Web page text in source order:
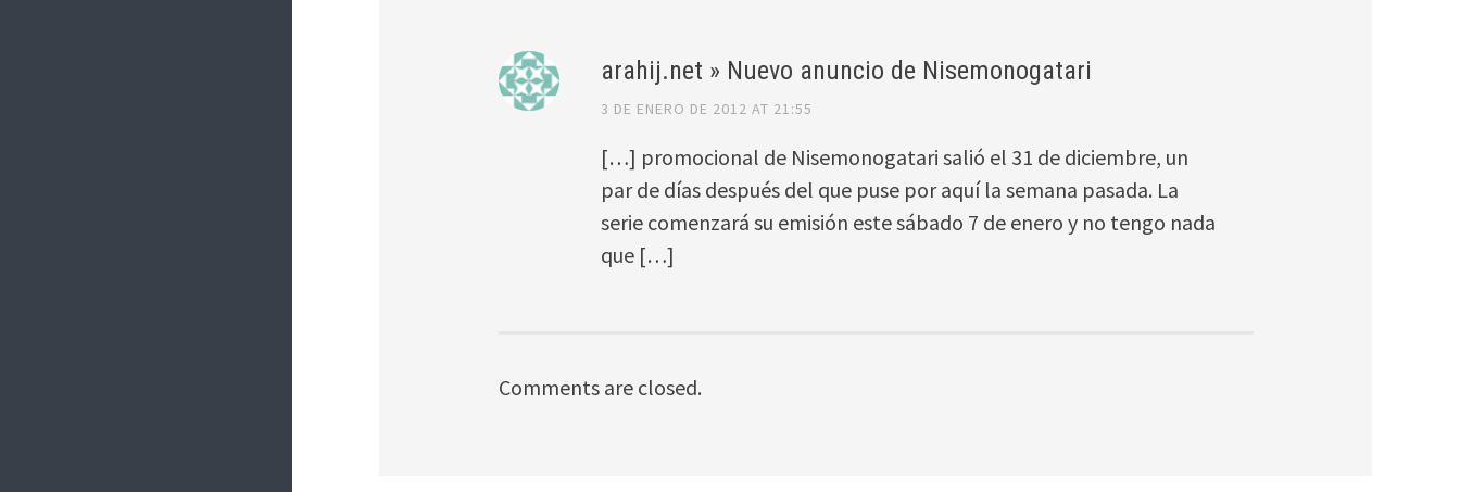
arahij.net » Nuevo anuncio de Nisemonogatari
3 DE ENERO DE 2012 AT 21:55
[…] promocional de Nisemonogatari salió el 31 de diciembre, un
par de días después del que puse por aquí la semana pasada. La
serie comenzará su emisión este sábado 7 de enero y no tengo nada
que […]
Comments are closed.